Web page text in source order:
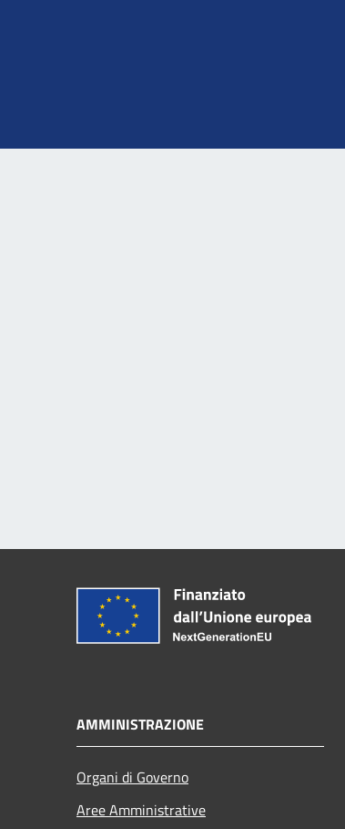
AMMINISTRAZIONE
Organi di Governo
Aree Amministrative